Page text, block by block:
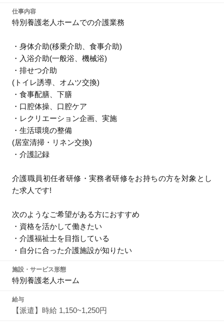
仕事内容
特別養護老人ホームでの介護業務
・身体介助(移乗介助、食事介助)
・入浴介助(一般浴、機械浴)
・排せつ介助
(トイレ誘導、オムツ交換)
・食事配膳、下膳
・口腔体操、口腔ケア
・レクリエーション企画、実施
・生活環境の整備
(居室清掃・リネン交換)
・介護記録
介護職員初任者研修・実務者研修をお持ちの方を対象とし
た求人です!
次のようなご希望がある方におすすめ
・資格を活かして働きたい
・介護福祉士を目指している
・自分に合った介護施設が知りたい
施設・サービス形態
特別養護老人ホーム
給与
【派遣】時給 1,150~1,250円